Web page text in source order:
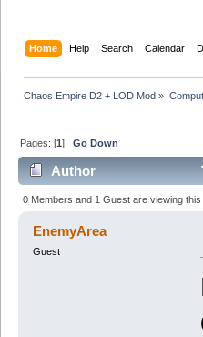
Home Help Search Calendar
Chaos Empire D2 + LOD Mod »
Pages: [1]Go Down
Author
0 Members and 1 Guest are viewing this
EnemyArea
Guest